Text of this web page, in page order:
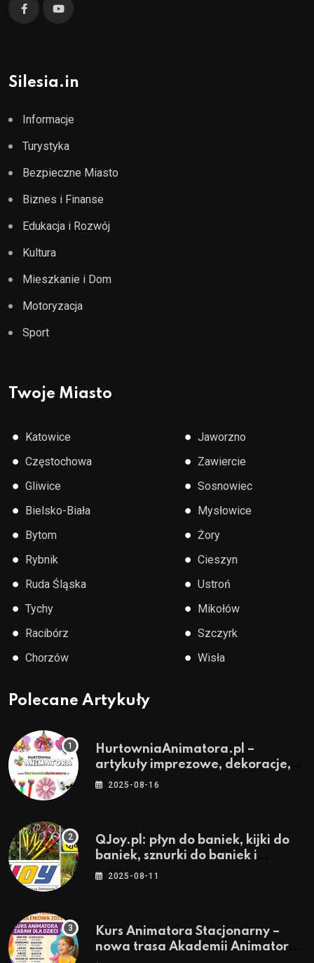
Silesia.in
Informacje
Turystyka
Bezpieczne Miasto
Biznes i Finanse
Edukacja i Rozwój
Kultura
Mieszkanie i Dom
Motoryzacja
Sport
Twoje Miasto
● Katowice
● Częstochowa
● Gliwice
● Bielsko-Biała
● Bytom
● Rybnik
● Ruda Śląska
● Tychy
● Racibórz
● Chorzów
● Jaworzno
● Zawiercie
● Sosnowiec
● Mysłowice
● Żory
● Cieszyn
● Ustroń
● Mikołów
● Szczyrk
● Wisła
Polecane Artykuły
HurtowniaAnimatora.pl –
artykuły imprezowe, dekoracje,
stroje i akcesoria dla animatorów
2025-08-16
QJoy.pl: płyn do baniek, kijki do
baniek, sznurki do baniek i
zestawy do baniek
2025-08-11
Kurs Animatora Stacjonarny –
nowa trasa Akademii Animatora